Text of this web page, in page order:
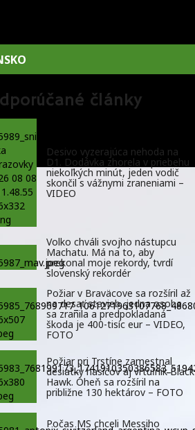
články
Desivo vyzerajúca nehoda na
D1. Dodávka zhorela v priebehu
niekoľkých minút, jeden vodič
skončil s vážnymi zraneniami –
VIDEO
Volko chváli svojho nástupcu
Machatu. Má na to, aby
prekonal moje rekordy, tvrdí
slovenský rekordér
Požiar v Braväcove sa rozšíril až
na desať stavieb, jedna osoba
sa zranila a predpokladaná
škoda je 400-tisíc eur – VIDEO,
FOTO
Požiar pri Trstíne zamestnal
desiatky hasičov aj vrtuľník Black
Hawk. Oheň sa rozšíril na
približne 130 hektárov – FOTO
Počas MS chceli Messiho